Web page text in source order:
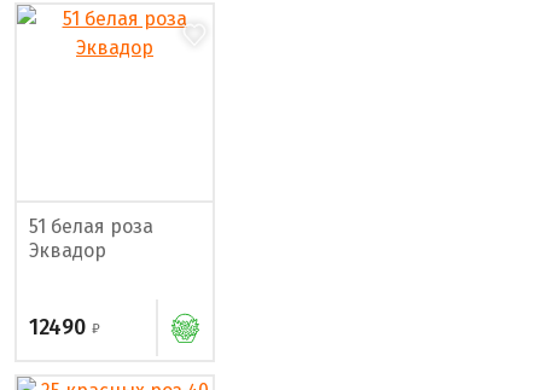
51 белая роза
Эквадор
12490